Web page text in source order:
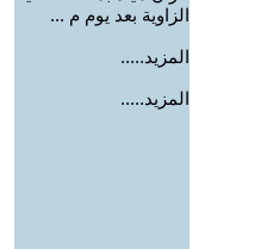
الزاوية بعد يوم م ...
المزيد.....
المزيد.....